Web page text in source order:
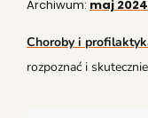
Archiwum: maj 2024
Choroby i
rozpoznać i